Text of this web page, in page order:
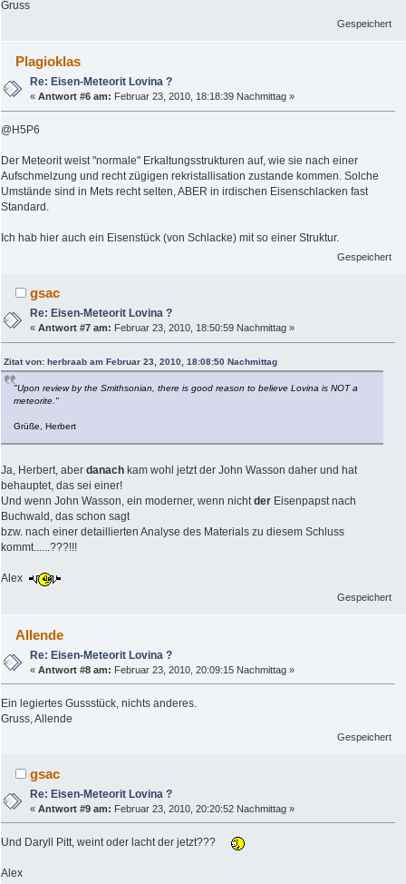
Gruss
Gespeichert
Plagioklas
Re: Eisen-Meteorit Lovina ?
«Antwort #6 am: Februar 23, 2010, 18:18:39 Nachmittag »
@H5P6
Der Meteorit weist "normale" Erkaltungsstrukturen auf, wie sie nach einer
Aufschmelzung und recht zügigen rekristallisation zustande kommen. Solche
Umstände sind in Mets recht selten, ABER in irdischen Eisenschlacken fast
Standard.
Ich hab hier auch ein Eisenstück (von Schlacke) mit so einer Struktur.
Gespeichert
gsac
Re: Eisen-Meteorit Lovina ?
«Antwort #7 am: Februar 23, 2010, 18:50:59 Nachmittag »
Zitat von: herbraab am Februar 23, 2010, 18:08:50 Nachmittag
"Upon review by the Smithsonian, there is good reason to believe Lovina is NOT a
meteorite."
Grüße, Herbert
Ja, Herbert, aber danach kam wohl jetzt der John Wasson daher und hat
behauptet, das sei einer!
Und wenn John Wasson, ein moderner, wenn nichtder Eisenpapst nach
Buchwald, das schon sagt
bzw. nach einer detaillierten Analyse des Materials zu diesem Schluss
kommt......???!!!
Alex
Gespeichert
Allende
Re: Eisen-Meteorit Lovina ?
«Antwort #8 am: Februar 23, 2010, 20:09:15 Nachmittag »
Ein legiertes Gussstück, nichts anderes.
Gruss, Allende
Gespeichert
gsac
Re: Eisen-Meteorit Lovina ?
«Antwort #9 am: Februar 23, 2010, 20:20:52 Nachmittag »
Und Daryll Pitt, weint oder lacht der jetzt???
Alex